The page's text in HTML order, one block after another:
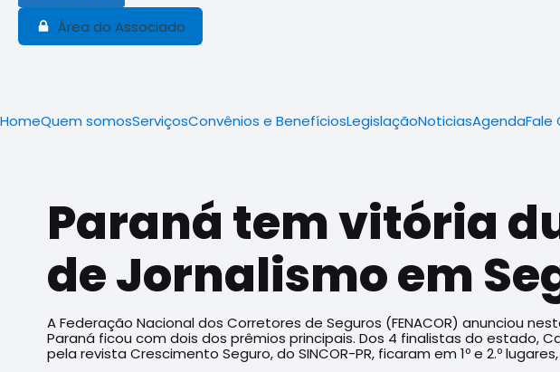
Área do Associado
HomeQuem somosServiçosConvênios e BenefíciosLegislaçãoNoticiasAgendaFale
Paraná tem vitória
de Jornalismo em
A Federação Nacional dos Corretores de Seguros (FENACOR) anunciou
Paraná ficou com dois dos prêmios principais. Dos 4 finalistas do estado,
pela revista Crescimento Seguro, do SINCOR-PR, ficaram em 1º e 2.º